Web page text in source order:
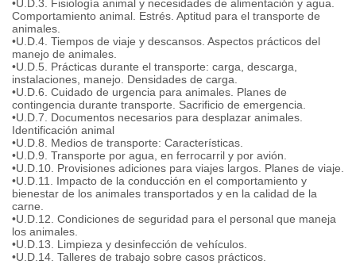
•U.D.3. Fisiología animal y necesidades de alimentación y agua.
Comportamiento animal. Estrés. Aptitud para el transporte de
animales.
•U.D.4. Tiempos de viaje y descansos. Aspectos prácticos del
manejo de animales.
•U.D.5. Prácticas durante el transporte: carga, descarga,
instalaciones, manejo. Densidades de carga.
•U.D.6. Cuidado de urgencia para animales. Planes de
contingencia durante transporte. Sacrificio de emergencia.
•U.D.7. Documentos necesarios para desplazar animales.
Identificación animal
•U.D.8. Medios de transporte: Características.
•U.D.9. Transporte por agua, en ferrocarril y por avión.
•U.D.10. Provisiones adiciones para viajes largos. Planes de viaje.
•U.D.11. Impacto de la conducción en el comportamiento y
bienestar de los animales transportados y en la calidad de la
carne.
•U.D.12. Condiciones de seguridad para el personal que maneja
los animales.
•U.D.13. Limpieza y desinfección de vehículos.
•U.D.14. Talleres de trabajo sobre casos prácticos.